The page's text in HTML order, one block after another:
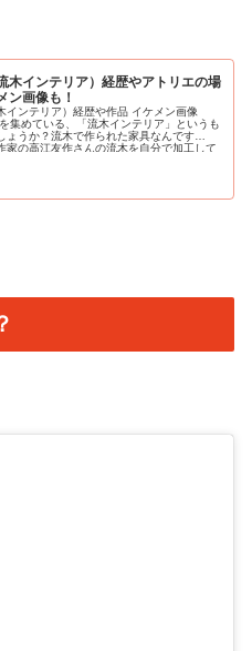
木インテリア）経歴やアトリエの場
ン画像も！
インテリア）経歴や作品 イケメン画像
集めている、「流木インテリア」というも
ょうか？流木で作られた家具なんです
家の高江友作さんの流木を自分で加工して